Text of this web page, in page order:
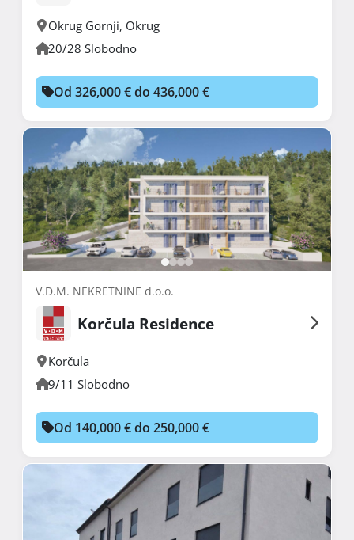
Okrug Gornji, Okrug
20/28 Slobodno
Od 326,000 € do 436,000 €
V.D.M. NEKRETNINE d.o.o.
Korčula Residence
Korčula
9/11 Slobodno
Od 140,000 € do 250,000 €